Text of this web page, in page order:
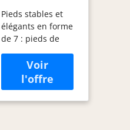
manger ronde
pour 4
personnes en
verre de 11,1
cm avec pieds
en acier
inoxydable,
petite table de
Pieds stables et
élégants en forme
de 7 : pieds de
plaque chromée,
cette petite table
ronde pour 4
personnes offre